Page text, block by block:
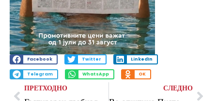
Facebook Twitter LinkedIn
Telegram WhatsApp OK
ПРЕТХОДНО СЛЕДНО